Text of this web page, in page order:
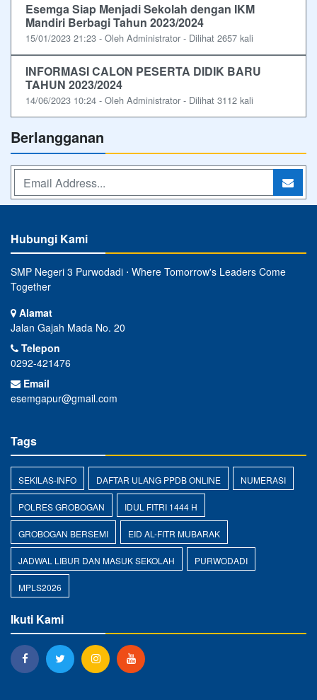
Esemga Siap Menjadi Sekolah dengan IKM
Mandiri Berbagi Tahun 2023/2024
15/01/2023 21:23 - Oleh Administrator - Dilihat 2657 kali
INFORMASI CALON PESERTA DIDIK BARU
TAHUN 2023/2024
14/06/2023 10:24 - Oleh Administrator - Dilihat 3112 kali
Berlangganan
Hubungi Kami
SMP Negeri 3 Purwodadi ⋅ Where Tomorrow's Leaders Come
Together
Alamat
Jalan Gajah Mada No. 20
Telepon
0292-421476
Email
esemgapur@gmail.com
Tags
SEKILAS-INFO DAFTAR ULANG PPDB ONLINE NUMERASI
POLRES GROBOGAN IDUL FITRI 1444 H
GROBOGAN BERSEMI EID AL-FITR MUBARAK
JADWAL LIBUR DAN MASUK SEKOLAH PURWODADI
MPLS2026
Ikuti Kami